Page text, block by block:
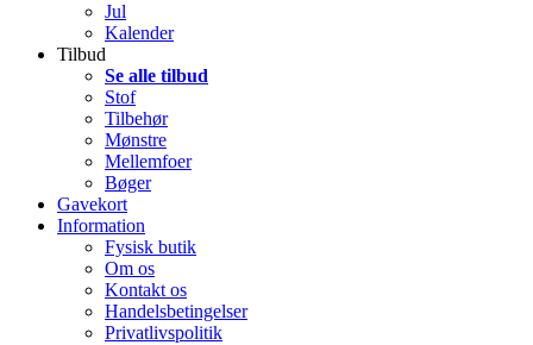
Jul
Kalender
Tilbud
Se alle tilbud
Stof
Tilbehør
Mønstre
Mellemfoer
Bøger
Gavekort
Information
Fysisk butik
Om os
Kontakt os
Handelsbetingelser
Privatlivspolitik